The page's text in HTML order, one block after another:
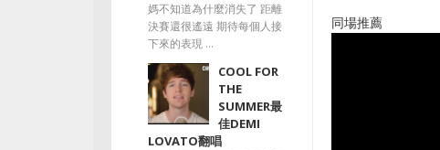
媽不知道為什麼消失了 距離
決賽還很遙遠 期待每個人接
下來的表現 ...
COOL FOR
THE
SUMMER最
佳DEMI
LOVATO翻唱
同場推薦